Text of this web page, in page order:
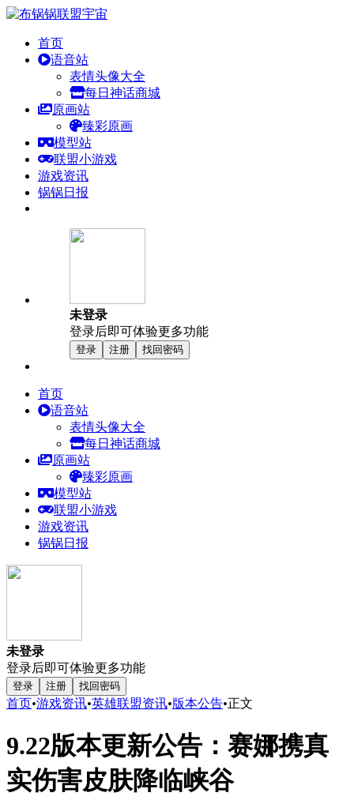
首页
语音站
表情头像大全
每日神话商城
原画站
臻彩原画
模型站
联盟小游戏
游戏资讯
锅锅日报
未登录
登录后即可体验更多功能
登录 注册 找回密码
首页
语音站
表情头像大全
每日神话商城
原画站
臻彩原画
模型站
联盟小游戏
游戏资讯
锅锅日报
未登录
登录后即可体验更多功能
登录 注册 找回密码
首页•游戏资讯•英雄联盟资讯•版本公告•正文
9.22版本更新公告：赛娜携真
实伤害皮肤降临峡谷